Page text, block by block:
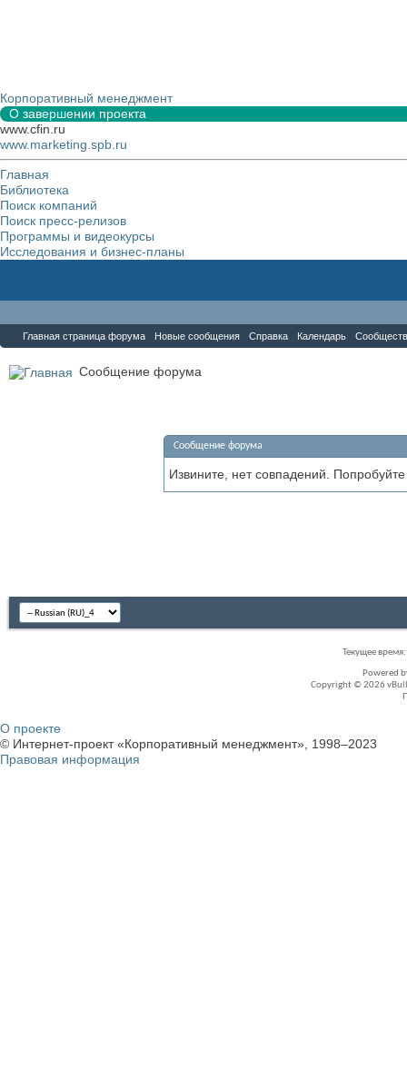
Корпоративный менеджмент
О завершении проекта
www.cfin.ru
www.marketing.spb.ru
Главная
Библиотека
Поиск компаний
Поиск пресс-релизов
Программы и видеокурсы
Исследования и бизнес-планы
Главная страница форума Новые сообщения Справка Календарь
Сообщение форума
Сообщение форума
Извините, нет совпадений.
Текущее время:
Powered
Copyright © 2026
О проекте
© Интернет-проект «Корпоративный менеджмент», 1998–2023
Правовая информация